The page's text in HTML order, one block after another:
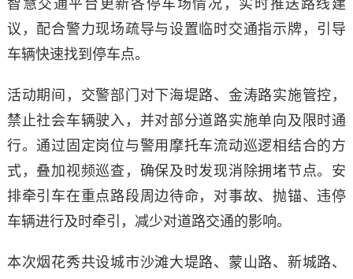
智慧交通平台更新各停车场情况，实时推送路线建
议，配合警力现场疏导与设置临时交通指示牌，引导
车辆快速找到停车点。
活动期间，交警部门对下海堤路、金涛路实施管控，
禁止社会车辆驶入，并对部分道路实施单向及限时通
行。通过固定岗位与警用摩托车流动巡逻相结合的方
式，叠加视频巡查，确保及时发现消除拥堵节点。安
排牵引车在重点路段周边待命，对事故、抛锚、违停
车辆进行及时牵引，减少对道路交通的影响。
本次烟花秀共设城市沙滩大堤路、蒙山路、新城路、